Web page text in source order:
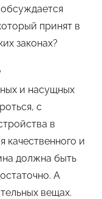
принят в
законах?
и насущных
с
в
качественного и
должна быть
А
вещах.